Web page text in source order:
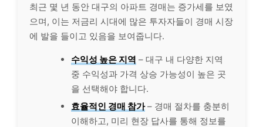
최근 몇 년 동안 대구의 아파트 경매는 증가세를 보였
으며, 이는 저금리 시대에 많은 투자자들이 경매 시장
에 발을 들이고 있음을 보여줍니다.
수익성 높은 지역 – 대구 내 다양한 지역
중 수익성과 가격 상승 가능성이 높은 곳
을 선택해야 합니다.
효율적인 경매 참가– 경매 절차를 충분히
이해하고, 미리 현장 답사를 통해 정보를